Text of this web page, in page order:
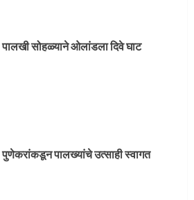
पालखी सोहळ्याने ओलांडला दिवे घाट
पुणेकरांकडून पालख्यांचे उत्साही स्वागत